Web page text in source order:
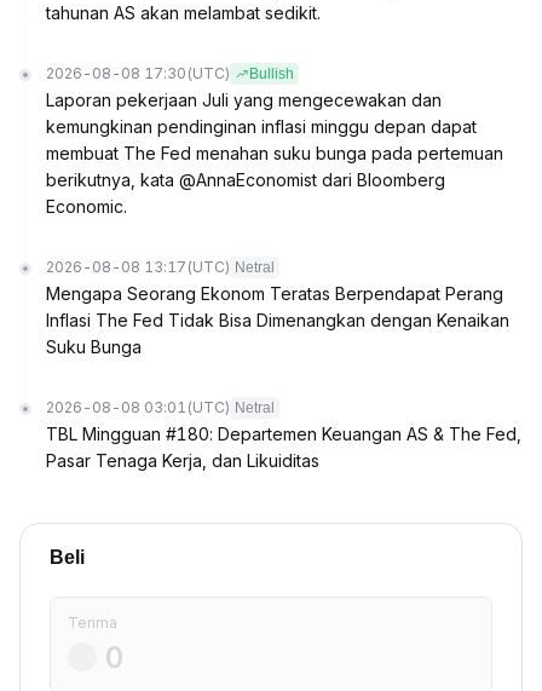
tahunan AS akan melambat sedikit.
2026-08-08 17:30 (UTC) Bullish
Laporan pekerjaan Juli yang mengecewakan dan
kemungkinan pendinginan inflasi minggu depan dapat
membuat The Fed menahan suku bunga pada pertemuan
berikutnya, kata @AnnaEconomist dari Bloomberg
Economic.
2026-08-08 13:17 (UTC) Netral
Mengapa Seorang Ekonom Teratas Berpendapat Perang
Inflasi The Fed Tidak Bisa Dimenangkan dengan Kenaikan
Suku Bunga
2026-08-08 03:01 (UTC) Netral
TBL Mingguan #180: Departemen Keuangan AS & The Fed,
Pasar Tenaga Kerja, dan Likuiditas
Beli
Terima